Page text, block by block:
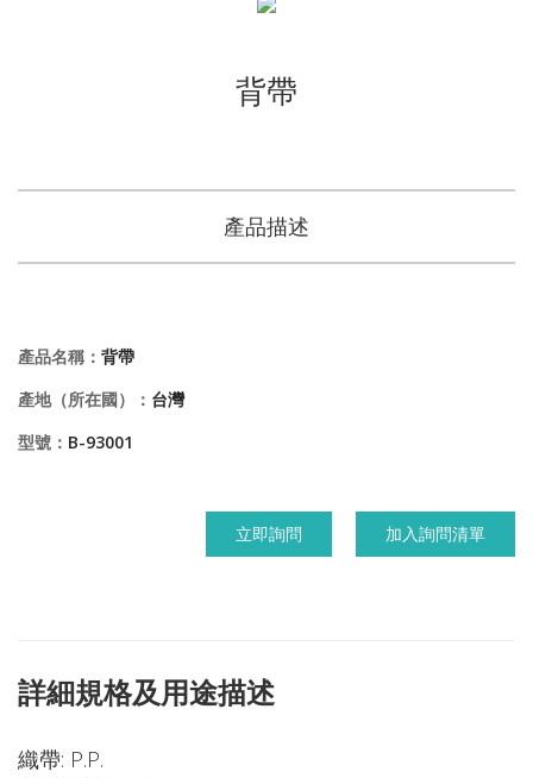
背帶
產品描述
產品名稱： 背帶
產地（所在國）： 台灣
型號： B-93001
立即詢問 加入詢問清單
詳細規格及用途描述
織帶: P.P.